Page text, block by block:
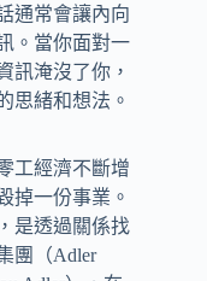
通常會讓內向
。當你面對一
訊淹沒了你，
思緒和想法。
工經濟不斷增
掉一份事業。
是透過關係找
團（Adler